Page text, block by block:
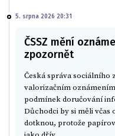
5. srpna 2026 20:31
ČSSZ mění
zpozornět
Česká správa sociálního
valorizačním
podmínek doručování
Důchodci by si měli včas
dotknou, protože